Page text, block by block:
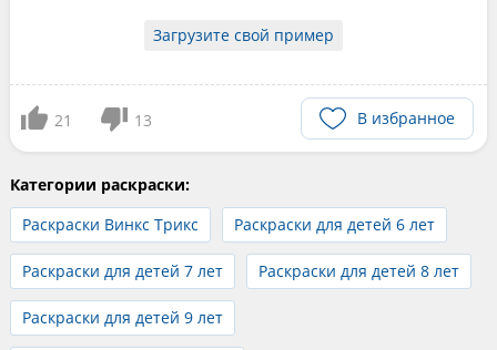
Загрузите свой пример
21 13 В избранное
Категории раскраски:
Раскраски Винкс Трикс
Раскраски для детей 6 лет
Раскраски для детей 7 лет Раскраски для детей 8 лет
Раскраски для детей 9 лет